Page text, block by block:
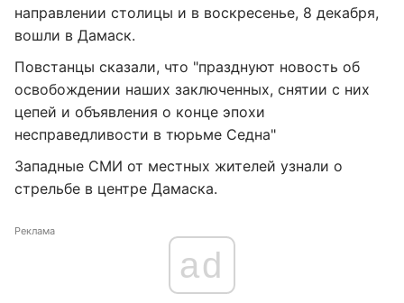
направлении столицы и в воскресенье, 8 декабря,
вошли в Дамаск.
Повстанцы сказали, что "празднуют новость об
освобождении наших заключенных, снятии с них
цепей и объявления о конце эпохи
несправедливости в тюрьме Седна"
Западные СМИ от местных жителей узнали о
стрельбе в центре Дамаска.
Реклама
ad